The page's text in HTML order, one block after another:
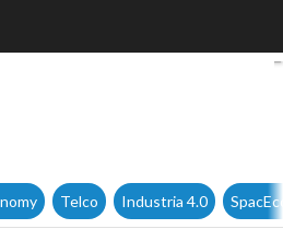
è Cisco Gold Partner:
Telco Industria 4.0